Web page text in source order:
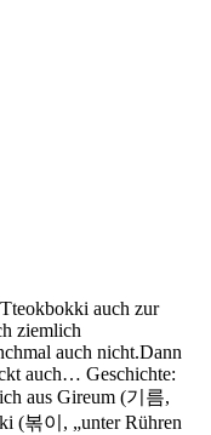
auch zur
ziemlich
auch nicht.Dann
auch… Geschichte:
aus Gireum (기름,
(볶이, „unter Rühren